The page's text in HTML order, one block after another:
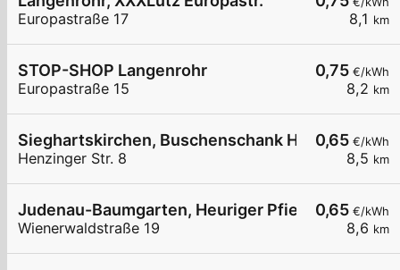
8,1 km
Europastraße 17
0,75 €/kWh
8,2 km
STOP-SHOP Langenrohr
Europastraße 15
0,65 €/kWh
8,5 km
Sieghartskirchen, Buschenschank Hauck
Henzinger Str. 8
0,65 €/kWh
8,6 km
Judenau-Baumgarten, Heuriger Pfiel
Wienerwaldstraße 19